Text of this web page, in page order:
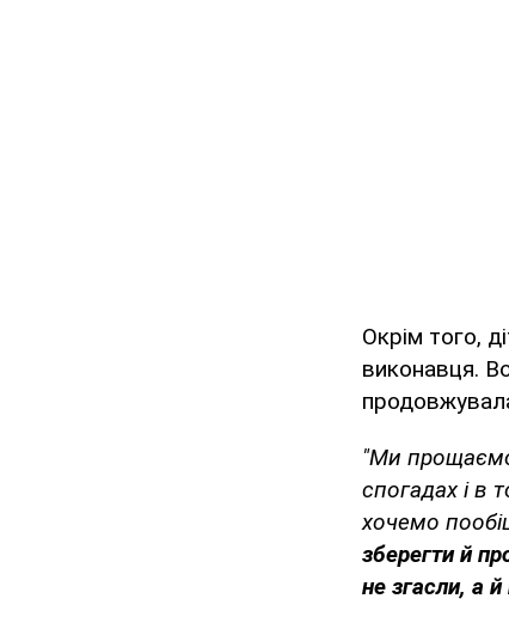
Окрім того,
виконавця.
"Ми
спогадах і в
хочемо
зберегти й
не згасли, а